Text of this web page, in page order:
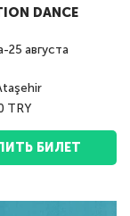
DANCE
-25 августа
TRY
БИЛЕТ